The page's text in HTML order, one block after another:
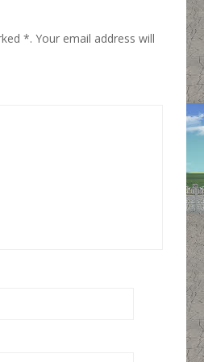
*. Your email address will